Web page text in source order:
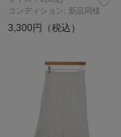
コンディション: 新品同様
3,300円（税込）